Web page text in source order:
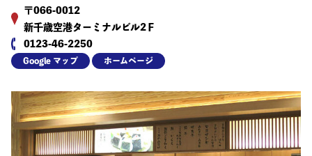
〒066-0012
新千歳空港ターミナルビル2Ｆ
0123-46-2250
Google マップ ホームページ